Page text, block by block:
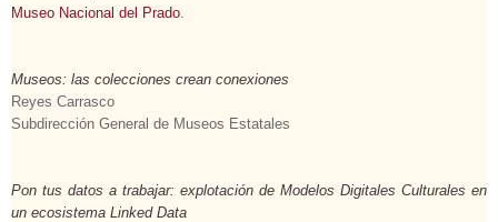
Museo Nacional del Prado
Museos: las colecciones crean conexiones
Reyes Carrasco
Subdirección General de Museos Estatales
Pon tus datos a trabajar: explotación de Modelos Digitales Culturales en
un ecosistema Linked Data